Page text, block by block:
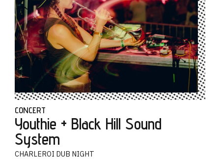
CONCERT
Youthie + Black Hill Sound
System
CHARLEROI DUB NIGHT